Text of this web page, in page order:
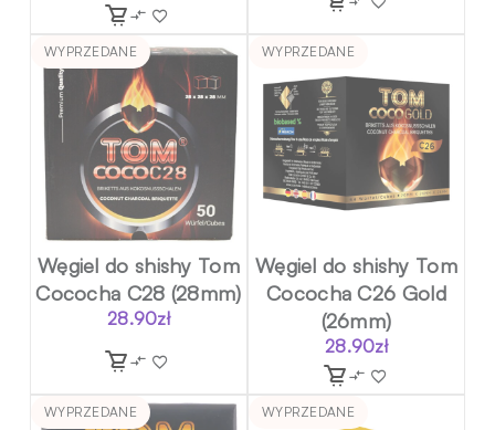
WYPRZEDANE
Węgiel do shishy Tom
Cococha C28 (28mm)
28.90zł
WYPRZEDANE
Węgiel do shishy Tom
Cococha C26 Gold
(26mm)
28.90zł
WYPRZEDANE WYPRZEDANE